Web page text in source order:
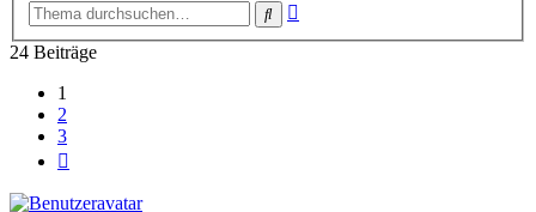
Suche
24 Beiträge
1
2
3